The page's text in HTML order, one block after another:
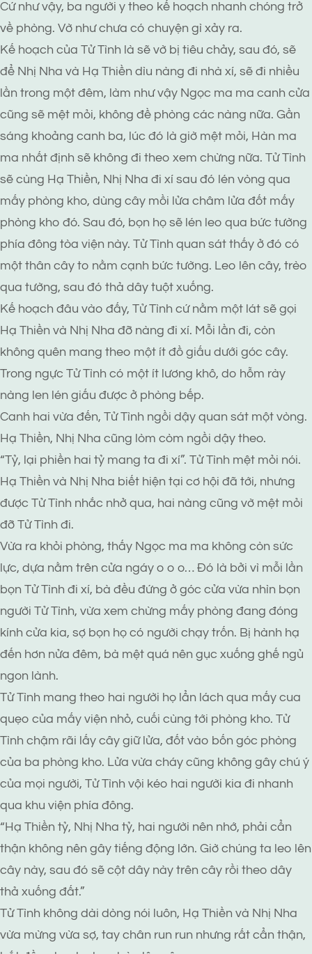
Cứ như vậy, ba người y theo kế hoạch nhanh chóng trở
về phòng. Vờ như chưa có chuyện gì xảy ra.
Kế hoạch của Tử Tình là sẽ vờ bị tiêu chảy, sau đó, sẽ
để Nhị Nha và Hạ Thiền dìu nàng đi nhà xí, sẽ đi nhiều
lần trong một đêm, làm như vậy Ngọc ma ma canh cửa
cũng sẽ mệt mỏi, không đề phòng các nàng nữa. Gần
sáng khoảng canh ba, lúc đó là giờ mệt mỏi, Hàn ma
ma nhất định sẽ không đi theo xem chừng nữa. Tử Tình
sẽ cùng Hạ Thiền, Nhị Nha đi xí sau đó lén vòng qua
mấy phòng kho, dùng cây mồi lửa châm lửa đốt mấy
phòng kho đó. Sau đó, bọn họ sẽ lén leo qua bức tường
phía đông tòa viện này. Tử Tình quan sát thấy ở đó có
một thân cây to nằm cạnh bức tường. Leo lên cây, trèo
qua tường, sau đó thả dây tuột xuống.
Kế hoạch đâu vào đấy, Tử Tình cứ nằm một lát sẽ gọi
Hạ Thiền và Nhị Nha đỡ nàng đi xí. Mỗi lần đi, còn
không quên mang theo một ít đồ giấu dưới góc cây.
Trong ngực Tử Tình có một ít lương khô, do hỗm rày
nàng len lén giấu được ở phòng bếp.
Canh hai vừa đến, Tử Tình ngồi dậy quan sát một vòng.
Hạ Thiền, Nhị Nha cũng lòm còm ngồi dậy theo.
“Tỷ, lại phiền hai tỷ mang ta đi xí”. Tử Tình mệt mỏi nói.
Hạ Thiền và Nhị Nha biết hiện tại cơ hội đã tới, nhưng
được Tử Tình nhắc nhở qua, hai nàng cũng vờ mệt mỏi
đỡ Tử Tình đi.
Vừa ra khỏi phòng, thấy Ngọc ma ma không còn sức
lực, dựa nằm trên cửa ngáy o o o… Đó là bởi vì mỗi lần
bọn Tử Tình đi xí, bà đều đứng ở góc cửa vừa nhìn bọn
người Tử Tình, vừa xem chừng mấy phòng đang đóng
kính cửa kia, sợ bọn họ có người chạy trốn. Bị hành hạ
đến hơn nửa đêm, bà mệt quá nên gục xuống ghế ngủ
ngon lành.
Tử Tình mang theo hai người họ lẩn lách qua mấy cua
quẹo của mấy viện nhỏ, cuối cùng tới phòng kho. Tử
Tình chậm rãi lấy cây giữ lửa, đốt vào bốn góc phòng
của ba phòng kho. Lửa vừa cháy cũng không gây chú ý
của mọi người, Tử Tình vội kéo hai người kia đi nhanh
qua khu viện phía đông.
“Hạ Thiền tỷ, Nhị Nha tỷ, hai người nên nhớ, phải cẩn
thận không nên gây tiếng động lớn. Giờ chúng ta leo lên
cây này, sau đó sẽ cột dây này trên cây rồi theo dây
thả xuống đất.”
Tử Tình không dài dòng nói luôn, Hạ Thiền và Nhị Nha
vừa mừng vừa sợ, tay chân run run nhưng rất cẩn thận,